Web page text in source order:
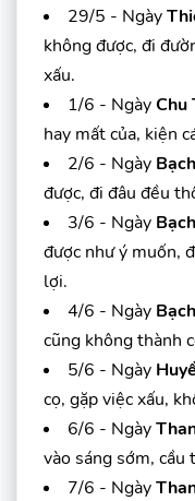
29/5 - Ngày
không được, đi
xấu.
1/6 - NgàyChu
hay mất của, kiện
2/6 - Ngày
được, đi đâu đều
3/6 - Ngày
được như ý muốn,
lợi.
4/6 - Ngày
cũng không thành
5/6 - Ngày
cọ, gặp việc xấu,
6/6 - Ngày
vào sáng sớm, cầu
7/6 - Ngày